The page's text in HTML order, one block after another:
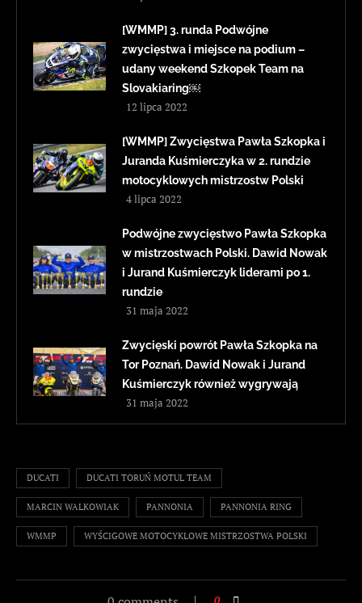
[WMMP] 3. runda Podwójne
zwycięstwa i miejsce na podium –
udany weekend Szkopek Team na
Slovakiaring￼
12 lipca 2022
[WMMP] Zwycięstwa Pawła Szkopka i
Juranda Kuśmierczyka w 2. rundzie
motocyklowych mistrzostw Polski
4 lipca 2022
Podwójne zwycięstwo Pawła Szkopka
w mistrzostwach Polski. Dawid Nowak
i Jurand Kuśmierczyk liderami po 1.
rundzie
31 maja 2022
Zwycięski powrót Pawła Szkopka na
Tor Poznań. Dawid Nowak i Jurand
Kuśmierczyk również wygrywają
31 maja 2022
DUCATI DUCATI TORUŃ MOTUL TEAM
MARCIN WALKOWIAK PANNONIA PANNONIA RING
WMMP WYŚCIGOWE MOTOCYKLOWE MISTRZOSTWA POLSKI
0